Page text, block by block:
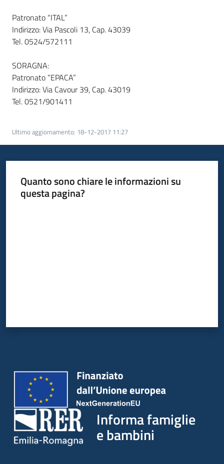
Patronato “ITAL”
Indirizzo: Via Pascoli 13, Cap. 43039
Tel. 0524/572111
SORAGNA:
Patronato “EPACA”
Indirizzo: Via Cavour 39, Cap. 43019
Tel. 0521/901411
Ultimo aggiornamento: 18-12-2017 11:27
Quanto sono chiare le informazioni su
questa pagina?
Informa famiglie
e bambini